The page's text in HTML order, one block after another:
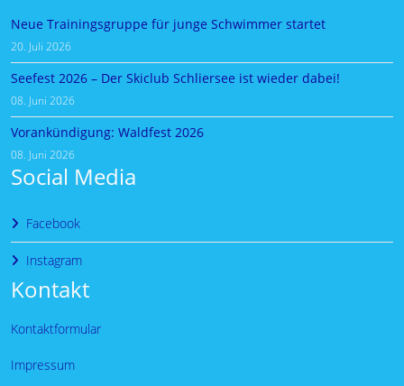
Neue Trainingsgruppe für junge Schwimmer startet
20. Juli 2026
Seefest 2026 – Der Skiclub Schliersee ist wieder dabei!
08. Juni 2026
Vorankündigung: Waldfest 2026
08. Juni 2026
Social Media
Facebook
Instagram
Kontakt
Kontaktformular
Impressum